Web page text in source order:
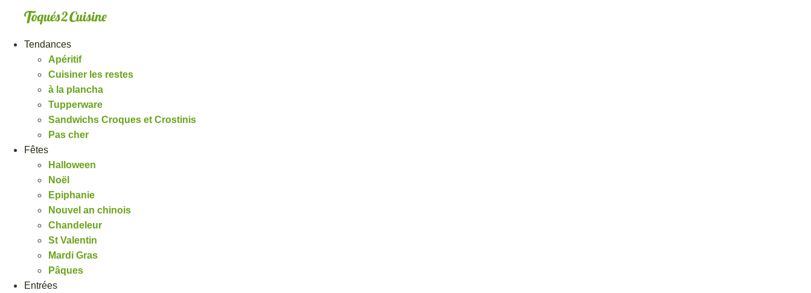
Tendances
Apéritif
Cuisiner les restes
à la plancha
Tupperware
Sandwichs Croques et Crostinis
Pas cher
Fêtes
Halloween
Noël
Epiphanie
Nouvel an chinois
Chandeleur
St Valentin
Mardi Gras
Pâques
Entrées